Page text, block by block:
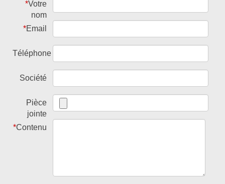
*Votre
nom
*Email
Téléphone
Société
Pièce
jointe
*Contenu